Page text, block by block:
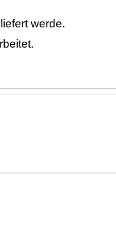
iefert werde.
t.